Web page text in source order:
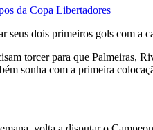
da Copa Libertadores
seus dois primeiros gols com
torcer para que Palmeiras,
sonha com a primeira